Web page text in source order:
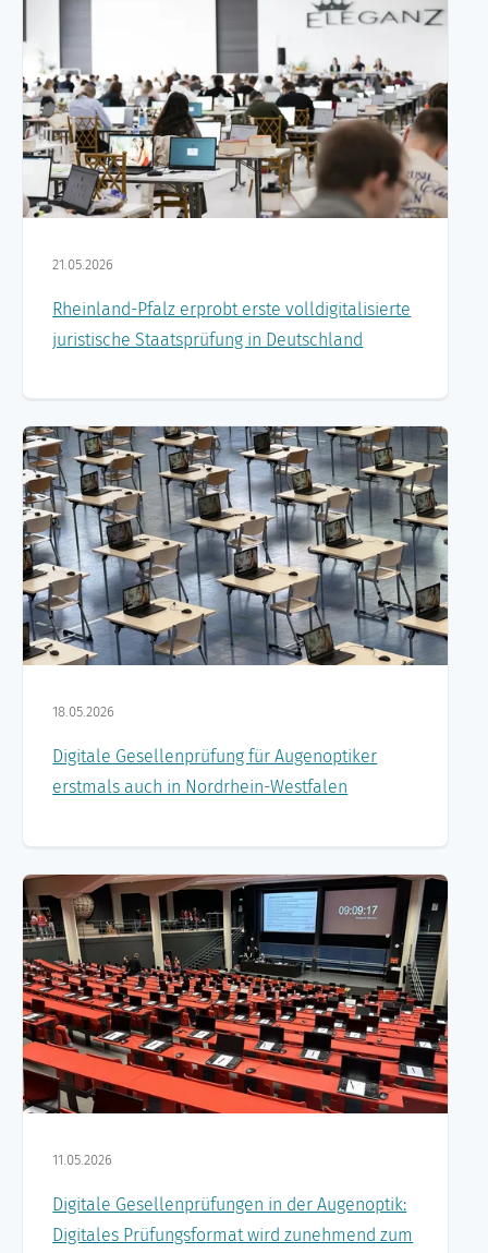
21.05.2026
Rheinland-Pfalz erprobt erste volldigitalisierte
juristische Staatsprüfung in Deutschland
18.05.2026
Digitale Gesellenprüfung für Augenoptiker
erstmals auch in Nordrhein-Westfalen
11.05.2026
Digitale Gesellenprüfungen in der Augenoptik:
Digitales Prüfungsformat wird zunehmend zum